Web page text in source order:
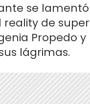
se
de
Propedo
lágrimas.